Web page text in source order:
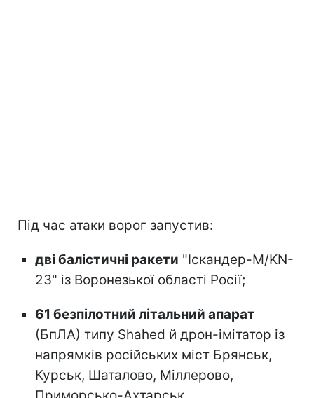
Під час атаки ворог запустив:
дві балістичні ракети "Іскандер-М/KN-
23" із Воронезької області Росії;
61 безпілотний літальний апарат
(БпЛА) типу Shahed й дрон-імітатор із
напрямків російських міст Брянськ,
Курськ, Шаталово, Міллерово,